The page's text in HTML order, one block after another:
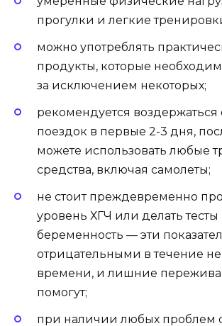
прогулки и легкие
можно употреблять
продукты, которые
за исключением некоторых;
рекомендуется воздержаться
поездок в первые 2-3 дня,
можете использовать любые
средства, включая самолеты;
не стоит преждевременно
уровень ХГЧ или делать тесты
беременность — эти
отрицательными в течение
времени, и лишние
помогут;
при наличии любых проблем